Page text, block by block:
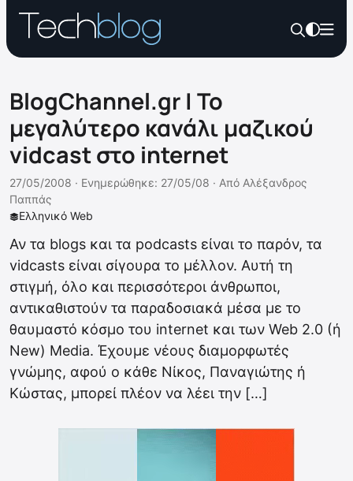
BlogChannel.gr | Το
μεγαλύτερο κανάλι μαζικού
vidcast στο internet
Ελληνικό Web
27/05/2008 · Ενημερώθηκε: 27/05/08 · Από Αλέξανδρος
Παππάς
Αν τα blogs και τα podcasts είναι το παρόν, τα
vidcasts είναι σίγουρα το μέλλον. Αυτή τη
στιγμή, όλο και περισσότεροι άνθρωποι,
αντικαθιστούν τα παραδοσιακά μέσα με το
θαυμαστό κόσμο του internet και των Web 2.0 (ή
New) Media. Έχουμε νέους διαμορφωτές
γνώμης, αφού ο κάθε Νίκος, Παναγιώτης ή
Κώστας, μπορεί πλέον να λέει την […]